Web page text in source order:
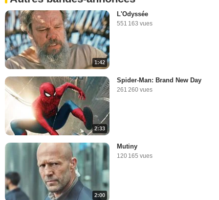
1:42
L'Odyssée
551 163 vues
2:33
Spider-Man: Brand New Day
261 260 vues
2:00
Mutiny
120 165 vues